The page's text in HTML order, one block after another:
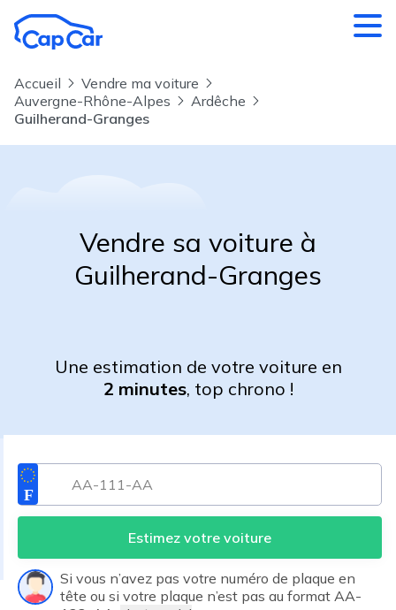
Accueil
Vendre ma voiture
Auvergne-Rhône-Alpes
Ardêche
Guilherand-Granges
Vendre sa voiture à
Guilherand-Granges
Une estimation de votre voiture en
2 minutes, top chrono !
Estimez votre voiture
Si vous n’avez pas votre numéro de plaque en
tête ou si votre plaque n’est pas au format AA-